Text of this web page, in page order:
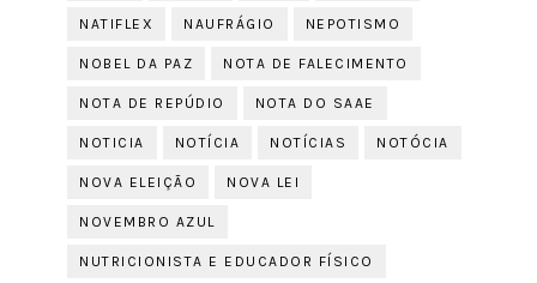
NATIFLEX NAUFRÁGIO NEPOTISMO
NOBEL DA PAZ NOTA DE FALECIMENTO
NOTA DE REPÚDIO NOTA DO SAAE
NOTICIA NOTÍCIA NOTÍCIAS NOTÓCIA
NOVA ELEIÇÃO NOVA LEI
NOVEMBRO AZUL
NUTRICIONISTA E EDUCADOR FÍSICO